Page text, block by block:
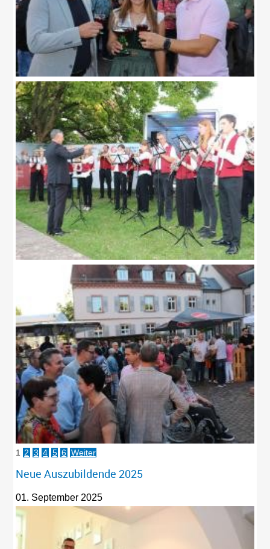
1 2 3 4 5 6 Weiter
Neue Auszubildende 2025
01. September 2025